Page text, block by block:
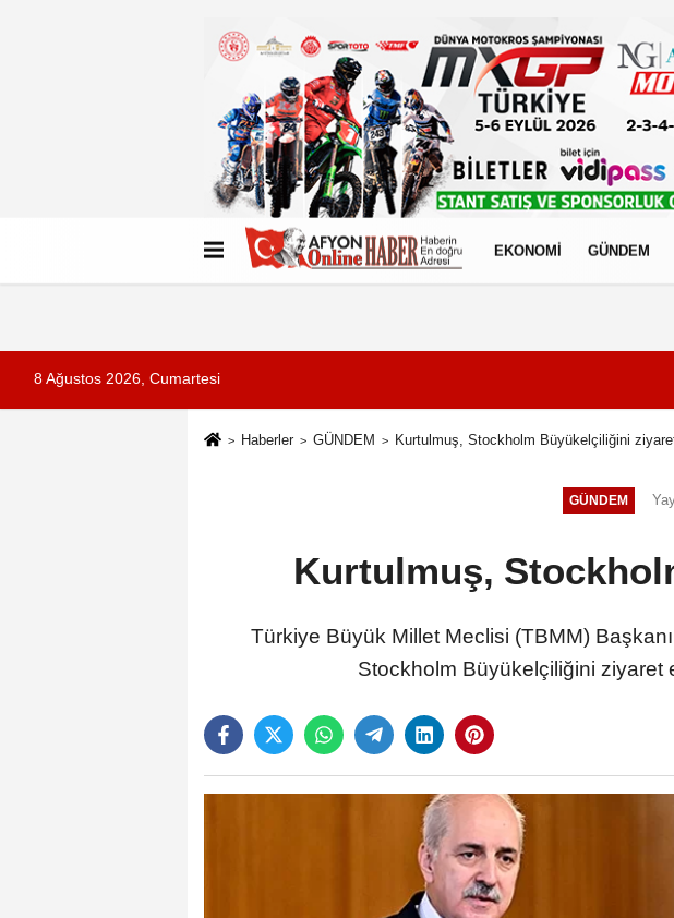
Künye İletişim Çerez Politikası
EKONOMİ GÜNDEM
8 Ağustos 2026, Cumartesi
Haberler GÜNDEM Kurtulmuş, Stockholm Büyükelçiliğini
GÜNDEM
Kurtulmuş,
Türkiye Büyük Millet Meclisi (TBMM)
Stockholm Büyükelçiliğini ziyaret